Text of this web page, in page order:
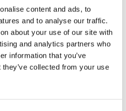
content and ads, to
and to analyse our traffic.
about your use of our site with
and analytics partners who
information that you’ve
collected from your use